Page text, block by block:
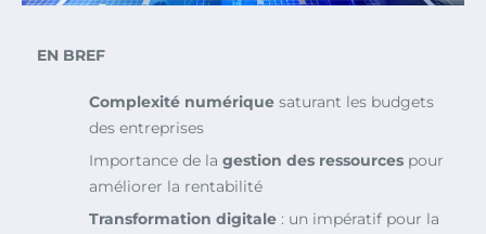
EN BREF
Complexité numérique saturant les budgets
des entreprises
Importance de la gestion des ressources pour
améliorer la rentabilité
Transformation digitale : un impératif pour la